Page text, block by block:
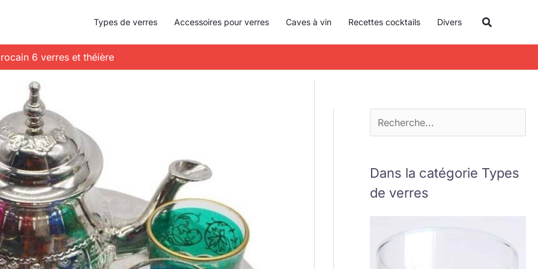
Types de verres Accessoires pour verres Caves à vin Recettes cocktails Divers
6 verres et théière
e
c
h
Dans la catégorie Types
de verres